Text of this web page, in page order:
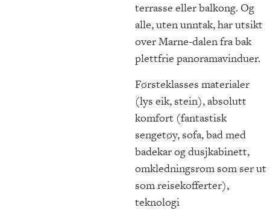
terrasse eller balkong. Og
alle, uten unntak, har utsikt
over Marne-dalen fra bak
plettfrie panoramavinduer.
Førsteklasses materialer
(lys eik, stein), absolutt
komfort (fantastisk
sengetøy, sofa, bad med
badekar og dusjkabinett,
omkledningsrom som ser ut
som reisekofferter),
teknologi